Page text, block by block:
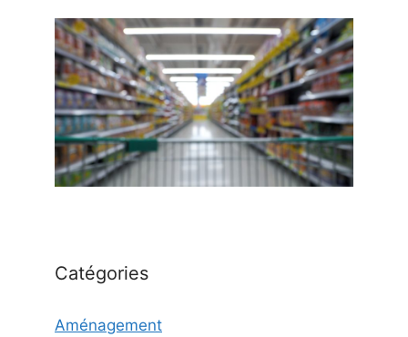
Catégories
Aménagement